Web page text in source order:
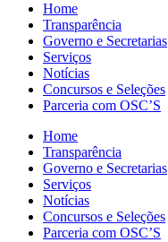
Home
Transparência
Governo e Secretarias
Serviços
Notícias
Concursos e Seleções
Parceria com OSC’S
Home
Transparência
Governo e Secretarias
Serviços
Notícias
Concursos e Seleções
Parceria com OSC’S